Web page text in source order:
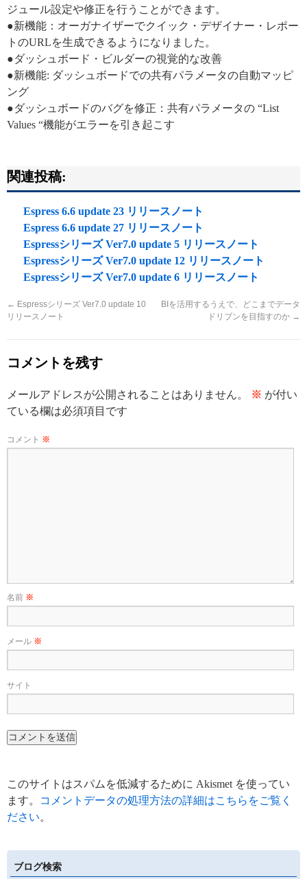
ジュール設定や修正を行うことができます。
●新機能：オーガナイザーでクイック・デザイナー・レポー
トのURLを生成できるようになりました。
●ダッシュボード・ビルダーの視覚的な改善
●新機能: ダッシュボードでの共有パラメータの自動マッピ
ング
●ダッシュボードのバグを修正：共有パラメータの “List
Values “機能がエラーを引き起こす
関連投稿:
Espress 6.6 update 23 リリースノート
Espress 6.6 update 27 リリースノート
Espressシリーズ Ver7.0 update 5 リリースノート
Espressシリーズ Ver7.0 update 12 リリースノート
Espressシリーズ Ver7.0 update 6 リリースノート
← Espressシリーズ Ver7.0 update 10
リリースノート
BIを活用するうえで、どこまでデータ
ドリブンを目指すのか →
コメントを残す
メールアドレスが公開されることはありません。 ※ が付い
ている欄は必須項目です
コメント ※
名前 ※
メール ※
サイト
このサイトはスパムを低減するために Akismet を使ってい
ます。
コメントデータの処理方法の詳細はこちらをご覧く
ださい。
ブログ検索